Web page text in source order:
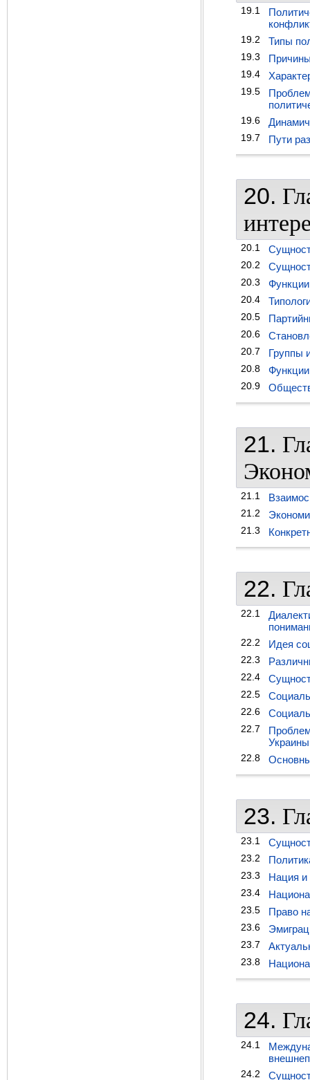
19.1
19.2 Типы
19.3
19.4
19.5
19.6
19.7 Пути
20.
20.1
20.2
20.3
20.4
20.5
20.6
20.7 Группы
20.8 Функции
20.9
21.
21.1
21.2
21.3
22.
22.1
22.2 Идея
22.3
22.4
22.5
22.6
22.7
Украины
22.8
23.
23.1
23.2
23.3 Нация и
23.4
23.5 Право
23.6
23.7
23.8
24.
24.1
24.2